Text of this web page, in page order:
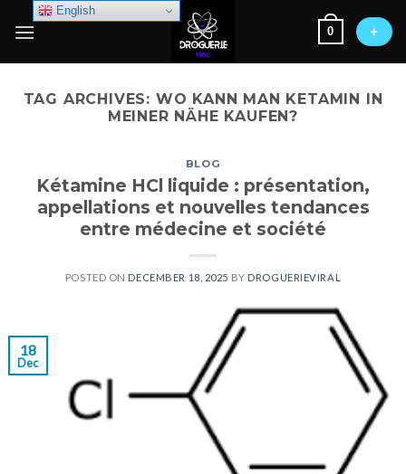
0 +
TAG ARCHIVES: WO KANN MAN KETAMIN IN
MEINER NÄHE KAUFEN?
BLOG
Kétamine HCl liquide : présentation,
appellations et nouvelles tendances
entre médecine et société
POSTED ON DECEMBER 18, 2025 BY DROGUERIEVIRAL
18
Dec
English